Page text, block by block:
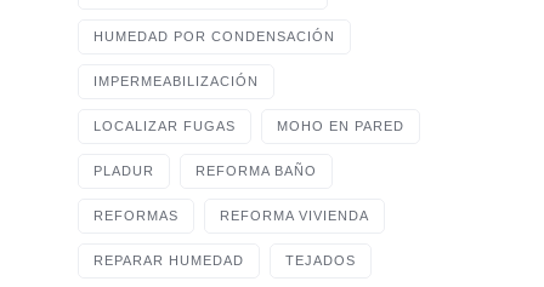
HUMEDAD POR CONDENSACIÓN
IMPERMEABILIZACIÓN
LOCALIZAR FUGAS MOHO EN PARED
PLADUR REFORMA BAÑO
REFORMAS REFORMA VIVIENDA
REPARAR HUMEDAD TEJADOS